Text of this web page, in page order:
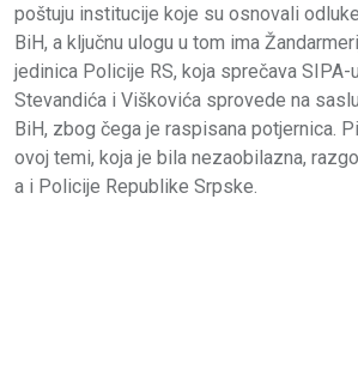
poštuju institucije koje su osnovali
BiH, a ključnu ulogu u tom ima
jedinica Policije RS, koja sprečava SIPA-
Stevandića i Viškovića sprovede na
BiH, zbog čega je raspisana potjernica.
ovoj temi, koja je bila nezaobilazna,
a i Policije Republike Srpske.